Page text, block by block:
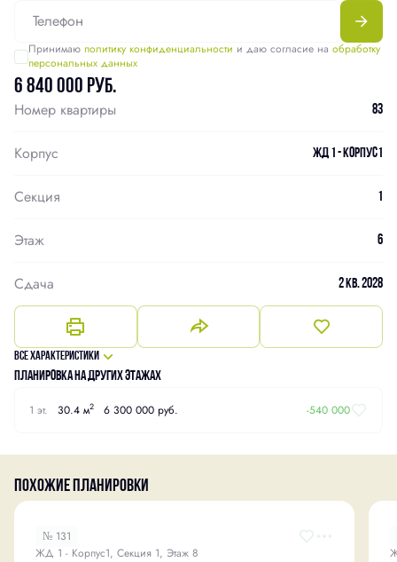
Принимаю политику конфиденциальности и даю согласие на обработку
персональных данных
6 840 000 руб.
Номер квартиры 83
Корпус ЖД 1 - Корпус1
Секция 1
Этаж 6
Сдача 2 кв. 2028
Все характеристики
Планировка на других этажах
1 эт. 30.4 м2 6 300 000 руб. -540 000
Похожие планировки
№ 131
ЖД 1 - Корпус1, Секция 1, Этаж 8